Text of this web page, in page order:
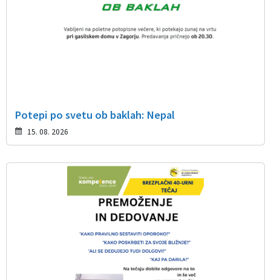
Potepi po svetu ob baklah: Nepal
15. 08. 2026